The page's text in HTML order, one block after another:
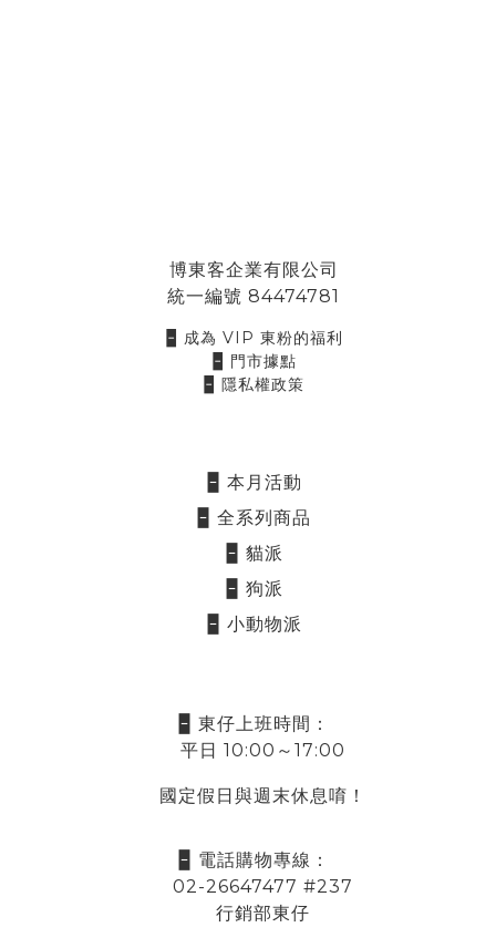
博東客企業有限公司
統一編號 84474781
🁢 成為 VIP 東粉的福利
🁢 門市據點
🁢 隱私權政策
🁢 本月活動
🁢 全系列商品
🁢 貓派
🁢 狗派
🁢 小動物派
🁢 東仔上班時間：
平日 10:00～17:00
國定假日與週末休息唷！
🁢 電話購物專線：
02-26647477 #237
行銷部東仔